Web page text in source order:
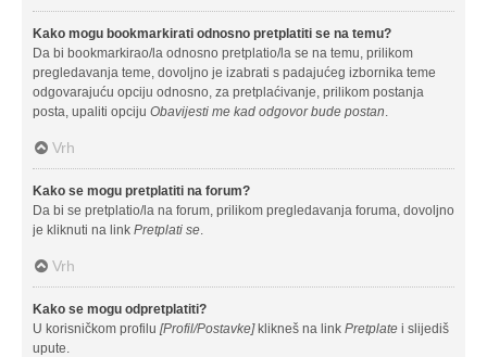
Kako mogu bookmarkirati odnosno pretplatiti se na temu?
Da bi bookmarkirao/la odnosno pretplatio/la se na temu, prilikom
pregledavanja teme, dovoljno je izabrati s padajućeg izbornika teme
odgovarajuću opciju odnosno, za pretplaćivanje, prilikom postanja
posta, upaliti opciju Obavijesti me kad odgovor bude postan.
Vrh
Kako se mogu pretplatiti na forum?
Da bi se pretplatio/la na forum, prilikom pregledavanja foruma, dovoljno
je kliknuti na link Pretplati se.
Vrh
Kako se mogu odpretplatiti?
U korisničkom profilu [Profil/Postavke]klikneš na link Pretplate i slijediš
upute.